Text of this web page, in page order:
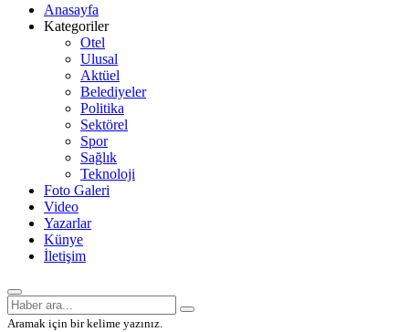
Anasayfa
Kategoriler
Otel
Ulusal
Aktüel
Belediyeler
Politika
Sektörel
Spor
Sağlık
Teknoloji
Foto Galeri
Video
Yazarlar
Künye
İletişim
Aramak için bir kelime yazınız.